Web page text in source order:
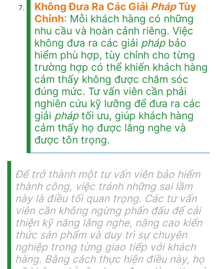
Không Đưa Ra Các Giải PhápTùy
Chỉnh: Mỗi khách hàng có những
nhu cầu và hoàn cảnh riêng. Việc
không đưa ra các giải pháp bảo
hiểm phù hợp, tùy chỉnh cho từng
trường hợp có thể khiến khách hàng
cảm thấy không được chăm sóc
đúng mức. Tư vấn viên cần phải
nghiên cứu kỹ lưỡng để đưa ra các
giải pháp tối ưu, giúp khách hàng
cảm thấy họ được lắng nghe và
được tôn trọng.
Để trở thành một tư vấn viên bảo hiểm
thành công, việc tránh những sai lầm
này là điều tối quan trọng. Các tư vấn
viên cần không ngừng phấn đấu để cải
thiện kỹ năng lắng nghe, nâng cao kiến
thức sản phẩm và duy trì sự chuyên
nghiệp trong từng giao tiếp với khách
hàng. Bằng cách thực hiện điều này, họ